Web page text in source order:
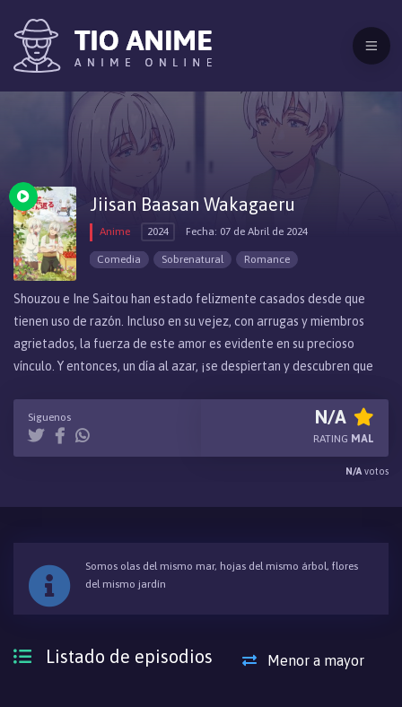
Jiisan Baasan Wakagaeru
Anime 2024 Fecha: 07 de Abril de 2024
Comedia Sobrenatural Romance
Shouzou e Ine Saitou han estado felizmente casados ​​desde que
tienen uso de razón. Incluso en su vejez, con arrugas y miembros
agrietados, la fuerza de este amor es evidente en su precioso
vínculo. Y entonces, un día al azar, ¡se despiertan y descubren que
recién descubiertos, Shouzou e Ine siguen siendo los mismos de
siempre. Jiisan Baasan Wakagaeru sigue a la joven pareja de
ancianos mientras realizan su vida diaria, pasan tiempo con la
Siguenos N/A
RATING MAL
N/A votos
Somos olas del mismo mar, hojas del mismo árbol, flores
del mismo jardín
Listado de episodios Menor a mayor